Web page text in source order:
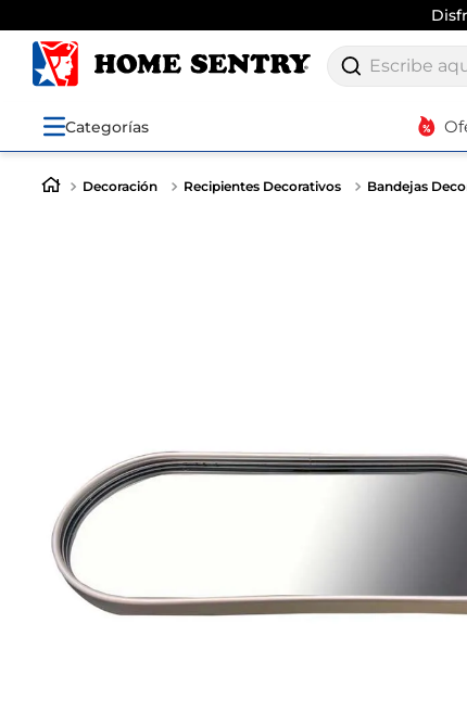
Escribe aquí lo
Categorías
Decoración Recipientes Decorativos Bandejas